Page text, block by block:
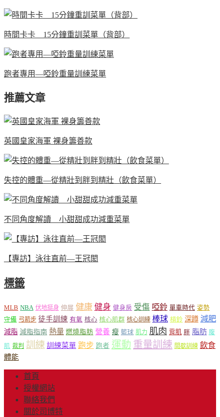
時間卡卡 15分鐘重訓菜單（背部）
跑者專用—啞鈴重量訓練菜單
推薦文章
英國皇家海軍 裸身籌善款
失控的體重—從精壯到胖到精壯（飲食菜單）
不同角度解讀 小甜甜成功減重菜單
【專訪】泳往直前—王冠閎
標籤
MLB NBA 伏地挺身 伸展 健康 健身 健身房 受傷 啞鈴 單車時代 姿勢
守備 弓箭步 徒手訓練 有氧 核心 核心肌群 核心訓練 棒球 槓鈴 深蹲 減肥
減脂 減脂指南 熱量 燃燒脂肪 營養 瘦 籃球 肌力 肌肉 背肌 胖 脂肪 腹
肌 裁判 訓練 訓練菜單 跑步 跑者 運動 重量訓練 間歇訓練 飲食
體能
首頁
授權網站
聯絡我們
關於司博特